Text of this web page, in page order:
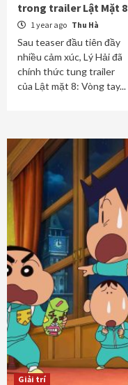
trong trailer Lật Mặt 8
1 year ago Thu Hà
Sau teaser đầu tiên đầy
nhiều cảm xúc, Lý Hải đã
chính thức tung trailer
của Lật mặt 8: Vòng tay...
Giải trí